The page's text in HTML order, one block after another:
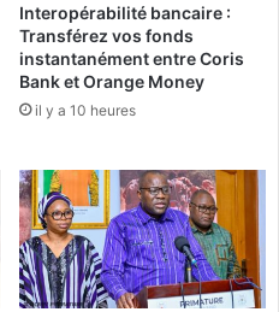
Interopérabilité bancaire :
Transférez vos fonds
instantanément entre Coris
Bank et Orange Money
il y a 10 heures